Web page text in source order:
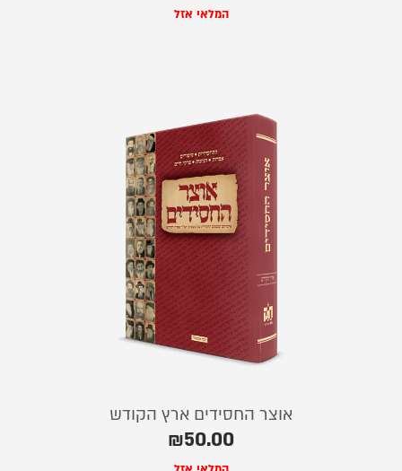
המלאי אזל
אוצר החסידים ארץ הקודש
₪50.00